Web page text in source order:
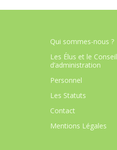
Qui sommes-nous ?
Les Élus et le Conseil
d’administration
Personnel
Les Statuts
Contact
Mentions Légales